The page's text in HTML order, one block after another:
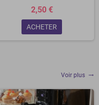
2,50 €
ACHETER
Voir plus trending_flat